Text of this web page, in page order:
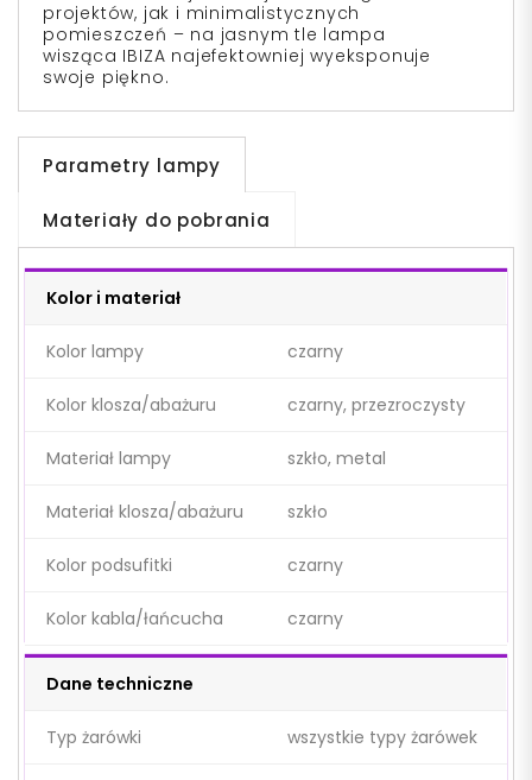
projektów, jak i minimalistycznych
pomieszczeń – na jasnym tle lampa
wisząca IBIZA najefektowniej wyeksponuje
swoje piękno.
Parametry lampy
Materiały do pobrania
Kolor i materiał
Kolor lampy czarny
Kolor klosza/abażuru czarny, przezroczysty
Materiał lampy szkło, metal
Materiał klosza/abażuru szkło
Kolor podsufitki czarny
Kolor kabla/łańcucha czarny
Dane techniczne
Typ żarówki wszystkie typy żarówek